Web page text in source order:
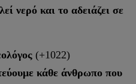
νερό και το αδειάζει σε
(+1022)
κάθε άνθρωπο που